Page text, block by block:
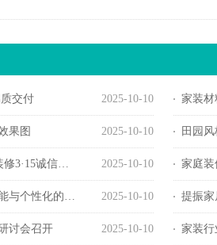
2025-10-10
交付 家装材
2025-10-10
果图 田园
2025-10-10
宣言活动举办 家庭
2025-10-10
化的居住空间 提振家
2025-10-10
讨会召开 家装行